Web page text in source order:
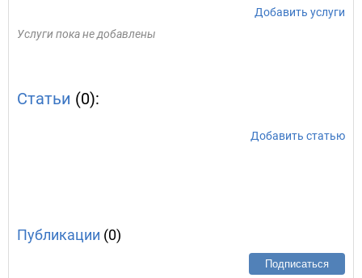
Добавить услуги
Услуги пока не добавлены
Статьи (0):
Добавить статью
Публикации (0)
Подписаться